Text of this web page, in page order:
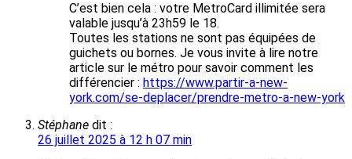
C’est bien cela : votre MetroCard illimitée sera
valable jusqu’à 23h59 le 18.
Toutes les stations ne sont pas équipées de
guichets ou bornes. Je vous invite à lire notre
article sur le métro pour savoir comment les
différencier : https://www.partir-a-new-
york.com/se-deplacer/prendre-metro-a-new-york
Stéphane dit :
26 juillet 2025 à 12 h 07 min